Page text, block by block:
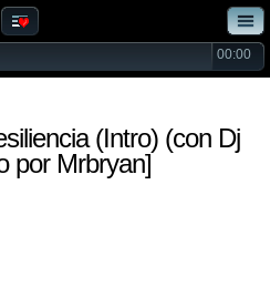
00:00
(Intro) (con Dj
por Mrbryan]